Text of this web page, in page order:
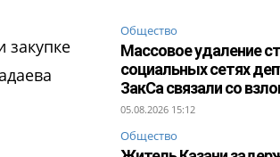
Общество
Массовое удаление
социальных сетях
ЗакСа связали со
05.08.2026 15:12
Общество